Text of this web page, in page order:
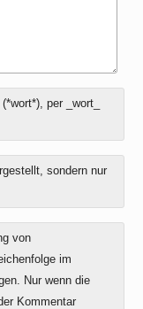
per _wort_
sondern nur
von
im
Nur wenn die
Kommentar